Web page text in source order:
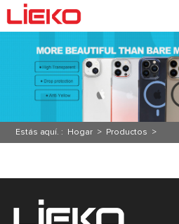
Estás aquí. : Hogar > Productos >